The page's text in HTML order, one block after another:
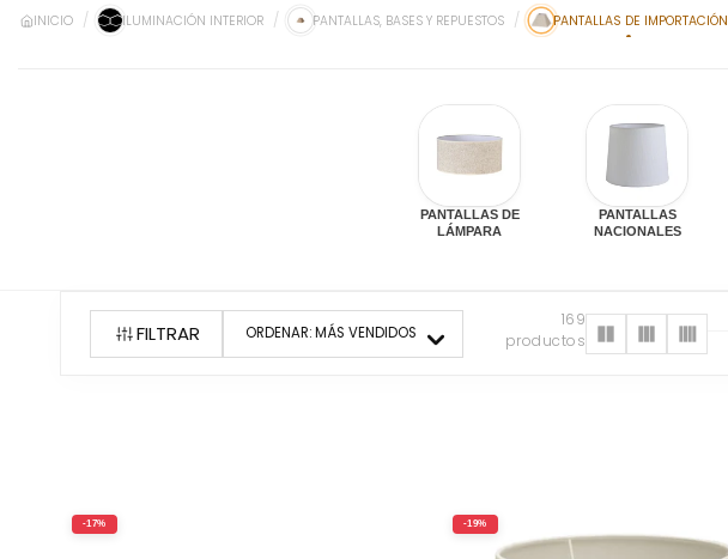
INICIO ILUMINACIÓN INTERIOR PANTALLAS, BASES Y REPUESTOS PANTALLAS DE IMPORTACIÓN
PANTALLAS DE
LÁMPARA
PANTALLAS
NACIONALES
FILTRAR ORDENAR:MÁS VENDIDOS
169
productos
-17% -19%